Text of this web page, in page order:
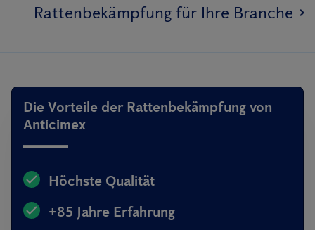
Rattenbekämpfung für Ihre Branche
Die Vorteile der Rattenbekämpfung von
Anticimex
Höchste Qualität
+85 Jahre Erfahrung